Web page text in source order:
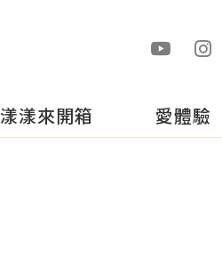
漾漾來開箱 愛體驗